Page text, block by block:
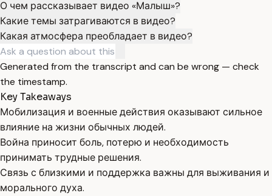
О чем рассказывает видео «Малыш»?
Какие темы затрагиваются в видео?
Какая атмосфера преобладает в видео?
Generated from the transcript and can be wrong — check
the timestamp.
Key Takeaways
Мобилизация и военные действия оказывают сильное
влияние на жизни обычных людей.
Война приносит боль, потерю и необходимость
принимать трудные решения.
Связь с близкими и поддержка важны для выживания и
морального духа.